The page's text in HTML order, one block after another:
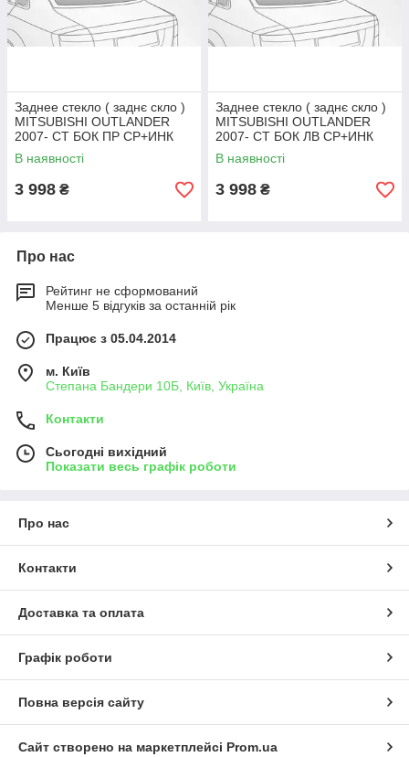
Заднее стекло ( заднє скло )
MITSUBISHI OUTLANDER
2007- СТ БОК ПР СР+ИНК
В наявності
3 998 ₴
Заднее стекло ( заднє скло )
MITSUBISHI OUTLANDER
2007- СТ БОК ЛВ СР+ИНК
В наявності
3 998 ₴
Про нас
Рейтинг не сформований
Менше 5 відгуків за останній рік
Працює з 05.04.2014
м. Київ
Степана Бандери 10Б, Київ, Україна
Контакти
Сьогодні вихідний
Показати весь графік роботи
Про нас
Контакти
Доставка та оплата
Графік роботи
Повна версія сайту
Сайт створено на маркетплейсі Prom.ua